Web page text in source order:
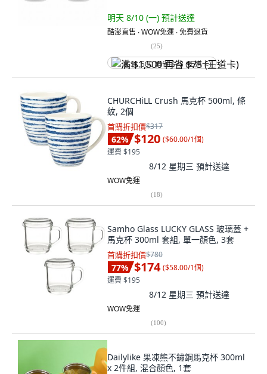
明天 8/10 (一) 預計送達
酷澎直售 ∙ WOW免運 ∙ 免費退貨
(25)
满 $1,500 再省 $75 (王道卡)
CHURCHiLL Crush 馬克杯 500ml, 條
紋, 2個
首購折扣價$317
62% $120 ($60.00/1個)
運費 $195
8/12 星期三 預計送達
WOW免運
(18)
Samho Glass LUCKY GLASS 玻璃蓋 +
馬克杯 300ml 套組, 單一顏色, 3套
首購折扣價$780
77% $174 ($58.00/1個)
運費 $195
8/12 星期三 預計送達
WOW免運
(100)
Dailylike 果凍熊不鏽鋼馬克杯 300ml
x 2件組, 混合顏色, 1套